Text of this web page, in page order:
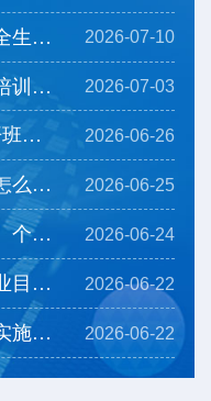
【紧急通知】台风来袭！安全生产严格停工，开班延期 2026-07-10
【特种作业】各个工种最新培训时长安排，带你一览！ 2026-07-03
【开班详情】思特学校7月开班计划上线，一起来看看→ 2026-06-26
【证书查询】手把手教你，怎么查询下载特种作业操作证... 2026-06-25
【安全生产月】人人讲安全、个个会应急——排查整治风... 2026-06-24
【特种作业】新版《特种作业目录》有哪些调整？ 2026-06-22
【特种作业操作证】新政策实施后，相应热点问题为您解... 2026-06-22